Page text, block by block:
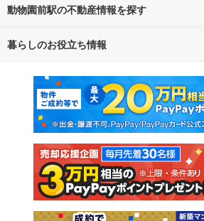
動物園前駅の不動産情報を探す
不動産・住宅
新築マンション 中古マ
新築一戸建て 中古一
注文住宅 土地
売却査定
暮らしのお役立ち情報
マンションカタログ 教えて